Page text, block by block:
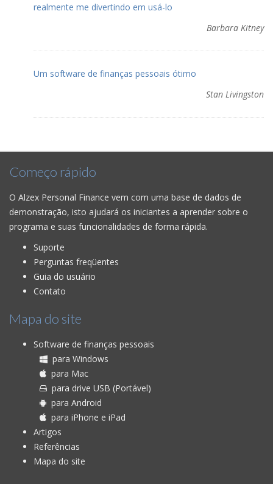
realmente me divertindo em usá-lo
Barbara Kitney
Um software de finanças pessoais ótimo
Stan Livingston
Começo rápido
O Alzex Personal Finance vem com uma base de dados de
demonstração, isto ajudará os iniciantes a aprender sobre o
programa e suas funcionalidades de forma rápida.
Suporte
Perguntas freqüentes
Guia do usuário
Contato
Mapa do site
Software de finanças pessoais
para Windows
para Mac
para drive USB (Portável)
para Android
para iPhone e iPad
Artigos
Referências
Mapa do site